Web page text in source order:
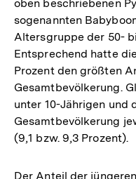
oben beschriebenen
sogenannten
Altersgruppe der 50-
Entsprechend hatte
Prozent den größten
Gesamtbevölkerung.
unter 10-Jährigen und
Gesamtbevölkerung
(9,1 bzw. 9,3 Prozent).
Der Anteil der